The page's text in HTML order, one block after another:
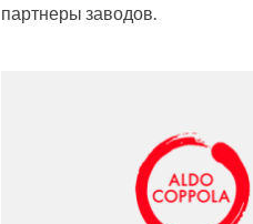
партнеры заводов.